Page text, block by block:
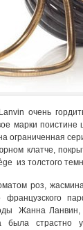
очень
марки
ограниченная
клатче,
из толстого
роз,
французского
Жанна
была страстно